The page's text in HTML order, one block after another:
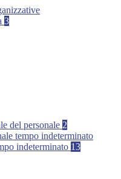
3
del personale 2
tempo indeterminato
indeterminato 13